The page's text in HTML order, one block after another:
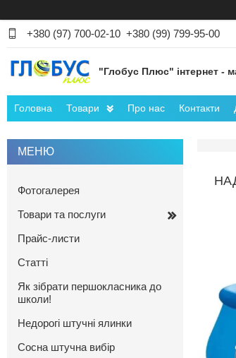
+380 (97) 700-02-10 +380 (99) 799-95-00
"Глобус Плюс" інтернет -
Головна Товари Про нас Контакти
Фотогалерея
Товари та послуги
Прайс-листи
Статті
Як зібрати першокласника до
школи!
Недорогі штучні ялинки
Сосна штучна вибір